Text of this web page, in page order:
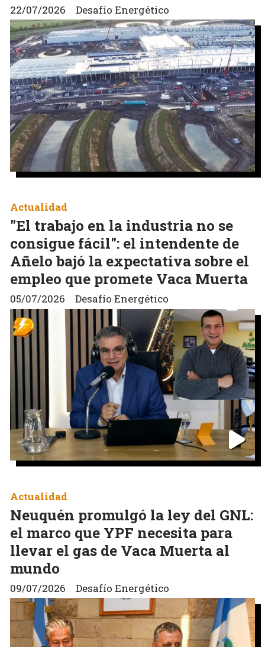
Desafío Energético
22/07/2026
"El trabajo en la industria no se
consigue fácil": el intendente de
Añelo bajó la expectativa sobre el
empleo que promete Vaca Muerta
Desafío Energético
Actualidad
05/07/2026
Neuquén promulgó la ley del GNL:
el marco que YPF necesita para
llevar el gas de Vaca Muerta al
mundo
Desafío Energético
Actualidad
09/07/2026